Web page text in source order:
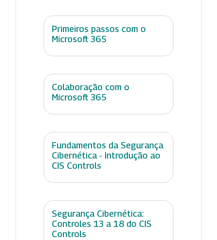
Primeiros passos com o
Microsoft 365
Colaboração com o
Microsoft 365
Fundamentos da Segurança
Cibernética - Introdução ao
CIS Controls
Segurança Cibernética:
Controles 13 a 18 do CIS
Controls